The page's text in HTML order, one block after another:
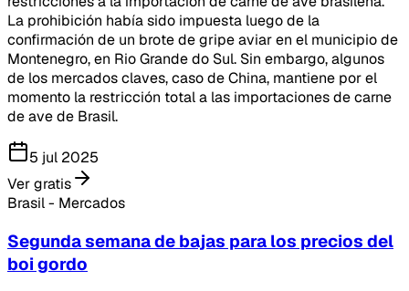
La prohibición había sido impuesta luego de la
confirmación de un brote de gripe aviar en el municipio de
Montenegro, en Rio Grande do Sul. Sin embargo, algunos
de los mercados claves, caso de China, mantiene por el
momento la restricción total a las importaciones de carne
de ave de Brasil.
5 jul 2025
Ver gratis
Brasil - Mercados
Segunda semana de bajas para los precios del
boi gordo